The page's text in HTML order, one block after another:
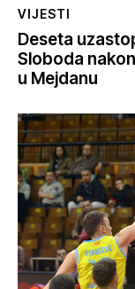
VIJESTI
Deseta
Sloboda
u Mejdanu